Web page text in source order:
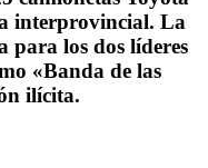
interprovincial. La
para los dos líderes
«Banda de las
ilícita.